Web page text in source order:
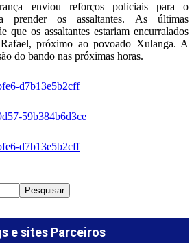
enviou reforços policiais para o
prender os assaltantes. As últimas
que os assaltantes estariam encurralados
próximo ao povoado Xulanga. A
do bando nas próximas horas.
Pesquisar
e sites Parceiros